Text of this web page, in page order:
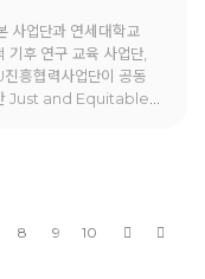
연구원이 "Tracing ESG
in
Sector in
Korea : Structural
사업단과 연세대학교
기후 연구 교육 사업단,
흥협력사업단이 공동
Just and Equitable
Modelling of
8 9 10